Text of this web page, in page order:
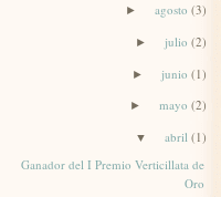
► agosto (3)
► julio (2)
► junio (1)
► mayo (2)
▼ abril (1)
Ganador del I Premio Verticillata de
Oro